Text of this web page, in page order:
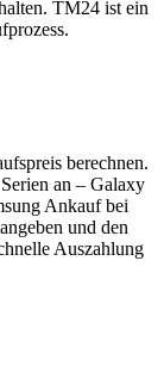
TM24 ist ein
berechnen.
an – Galaxy
Ankauf bei
und den
Auszahlung